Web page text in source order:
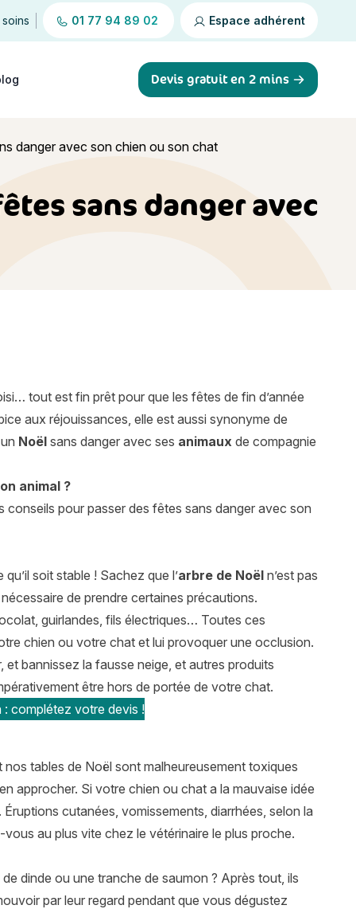
01 77 94 89 02 Espace adhérent
Devis gratuit en 2 mins
danger avec son chien ou son chat
sans danger avec
ou son chat
tout est fin prêt pour que les fêtes de fin d’année
aux réjouissances, elle est aussi synonyme de
Noël sans danger avec ses animaux de compagnie
animal ?
conseils pour passer des fêtes sans danger avec son
soit stable ! Sachez que l’arbre de Noël n’est pas
de prendre certaines précautions.
guirlandes, fils électriques… Toutes ces
chien ou votre chat et lui provoquer une occlusion.
bannissez la fausse neige, et autres produits
être hors de portée de votre chat.
: complétez votre devis !
tables de Noël sont malheureusement toxiques
approcher. Si votre chien ou chat a la mauvaise idée
cutanées, vomissements, diarrhées, selon la
au plus vite chez le vétérinaire le plus proche.
dinde ou une tranche de saumon ? Après tout, ils
par leur regard pendant que vous dégustez